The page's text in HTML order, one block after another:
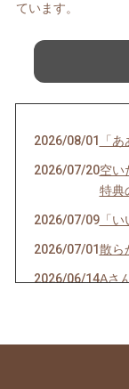
ています。
2026/08/01 「
2026/07/20空い
特典
2026/07/09「い
2026/07/01散ら
2026/06/14Aさ